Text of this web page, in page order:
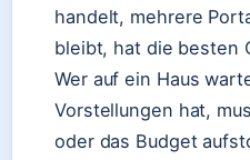
handelt, mehrere
bleibt, hat die besten
Wer auf ein Haus
Vorstellungen hat,
oder das Budget